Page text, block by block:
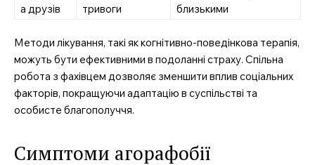
а друзів
тривоги
близькими
Методи лікування, такі як когнітивно-поведінкова терапія,
можуть бути ефективними в подоланні страху. Спільна
робота з фахівцем дозволяє зменшити вплив соціальних
факторів, покращуючи адаптацію в суспільстві та
особисте благополуччя.
Симптоми агорафобії